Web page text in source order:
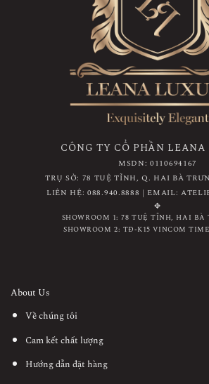
CÔNG TY CỔ PHẦN LEANA
MSDN: 0110694167
TRỤ SỞ: 78 TUỆ TĨNH, Q. HAI BÀ
LIÊN HỆ: 088.940.8888 | EMAIL:
✥
SHOWROOM 1: 78 TUỆ TĨNH, HAI BÀ
SHOWROOM 2: TĐ-K15 VINCOM
About Us
Về chúng tôi
Cam kết chất lượng
Hướng dẫn đặt hàng